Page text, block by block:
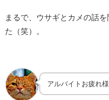
まるで、ウサギとカメの話
た（笑）。
アルバイトお疲れ